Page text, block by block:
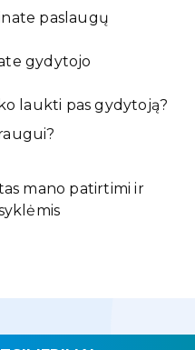
paslaugų
gydytojo
laukti pas gydytoją?
mano patirtimi ir